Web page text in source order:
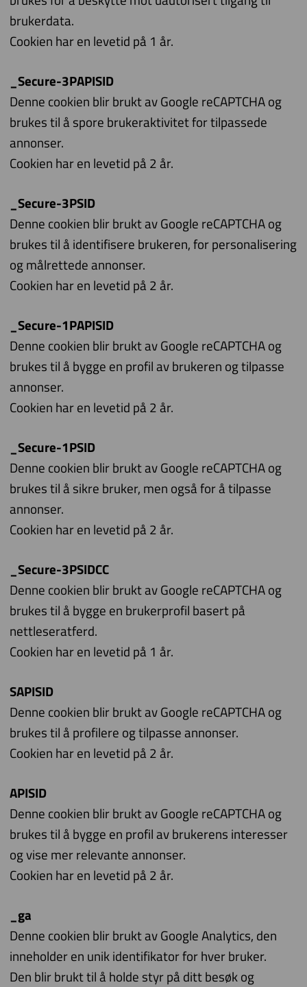
brukerdata.
Cookien har en levetid på 1 år.
_Secure-3PAPISID
Denne cookien blir brukt av Google reCAPTCHA og
brukes til å spore brukeraktivitet for tilpassede
annonser.
Cookien har en levetid på 2 år.
_Secure-3PSID
Denne cookien blir brukt av Google reCAPTCHA og
brukes til å identifisere brukeren, for personalisering
og målrettede annonser.
Cookien har en levetid på 2 år.
_Secure-1PAPISID
Denne cookien blir brukt av Google reCAPTCHA og
brukes til å bygge en profil av brukeren og tilpasse
annonser.
Cookien har en levetid på 2 år.
_Secure-1PSID
Denne cookien blir brukt av Google reCAPTCHA og
brukes til å sikre bruker, men også for å tilpasse
annonser.
Cookien har en levetid på 2 år.
_Secure-3PSIDCC
Denne cookien blir brukt av Google reCAPTCHA og
brukes til å bygge en brukerprofil basert på
nettleseratferd.
Cookien har en levetid på 1 år.
SAPISID
Denne cookien blir brukt av Google reCAPTCHA og
brukes til å profilere og tilpasse annonser.
Cookien har en levetid på 2 år.
APISID
Denne cookien blir brukt av Google reCAPTCHA og
brukes til å bygge en profil av brukerens interesser
og vise mer relevante annonser.
Cookien har en levetid på 2 år.
_ga
Denne cookien blir brukt av Google Analytics, den
inneholder en unik identifikator for hver bruker.
Den blir brukt til å holde styr på ditt besøk og